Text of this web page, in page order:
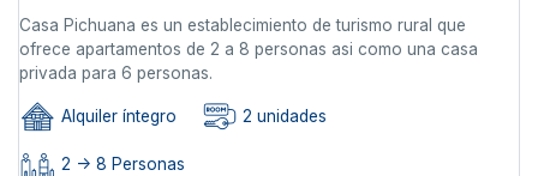
Casa Pichuana es un establecimiento de turismo rural que
ofrece apartamentos de 2 a 8 personas asi como una casa
privada para 6 personas.
Alquiler íntegro 2 unidades
2 -> 8 Personas